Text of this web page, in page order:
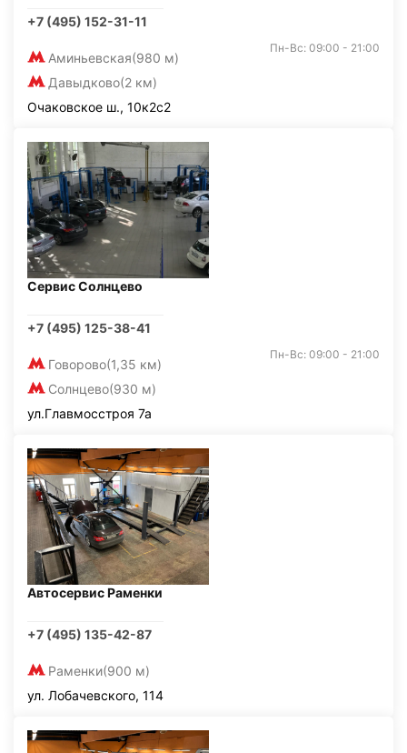
+7 (495) 152-31-11
Аминьевская(980 м)
Давыдково(2 км)
Пн-Вс: 09:00 - 21:00
Очаковское ш., 10к2с2
Сервис Солнцево
+7 (495) 125-38-41
Говорово(1,35 км)
Солнцево(930 м)
Пн-Вс: 09:00 - 21:00
ул.Главмосстроя 7а
Автосервис Раменки
+7 (495) 135-42-87
Раменки(900 м)
ул. Лобачевского, 114